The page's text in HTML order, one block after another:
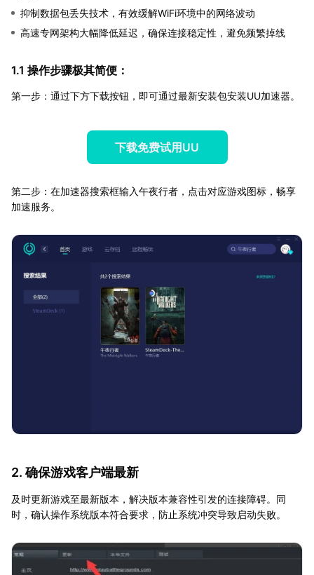
抑制数据包丢失技术，有效缓解WiFi环境中的网络波动
高速专网架构大幅降低延迟，确保连接稳定性，避免频繁掉线
1.1 操作步骤极其简便：
第一步：通过下方下载按钮，即可通过最新安装包安装UU加速器。
下载免费试用UU
第二步：在加速器搜索框输入午夜行者，点击对应游戏图标，畅享
加速服务。
2. 确保游戏客户端最新
及时更新游戏至最新版本，解决版本兼容性引发的连接障碍。同
时，确认操作系统版本符合要求，防止系统冲突导致启动失败。